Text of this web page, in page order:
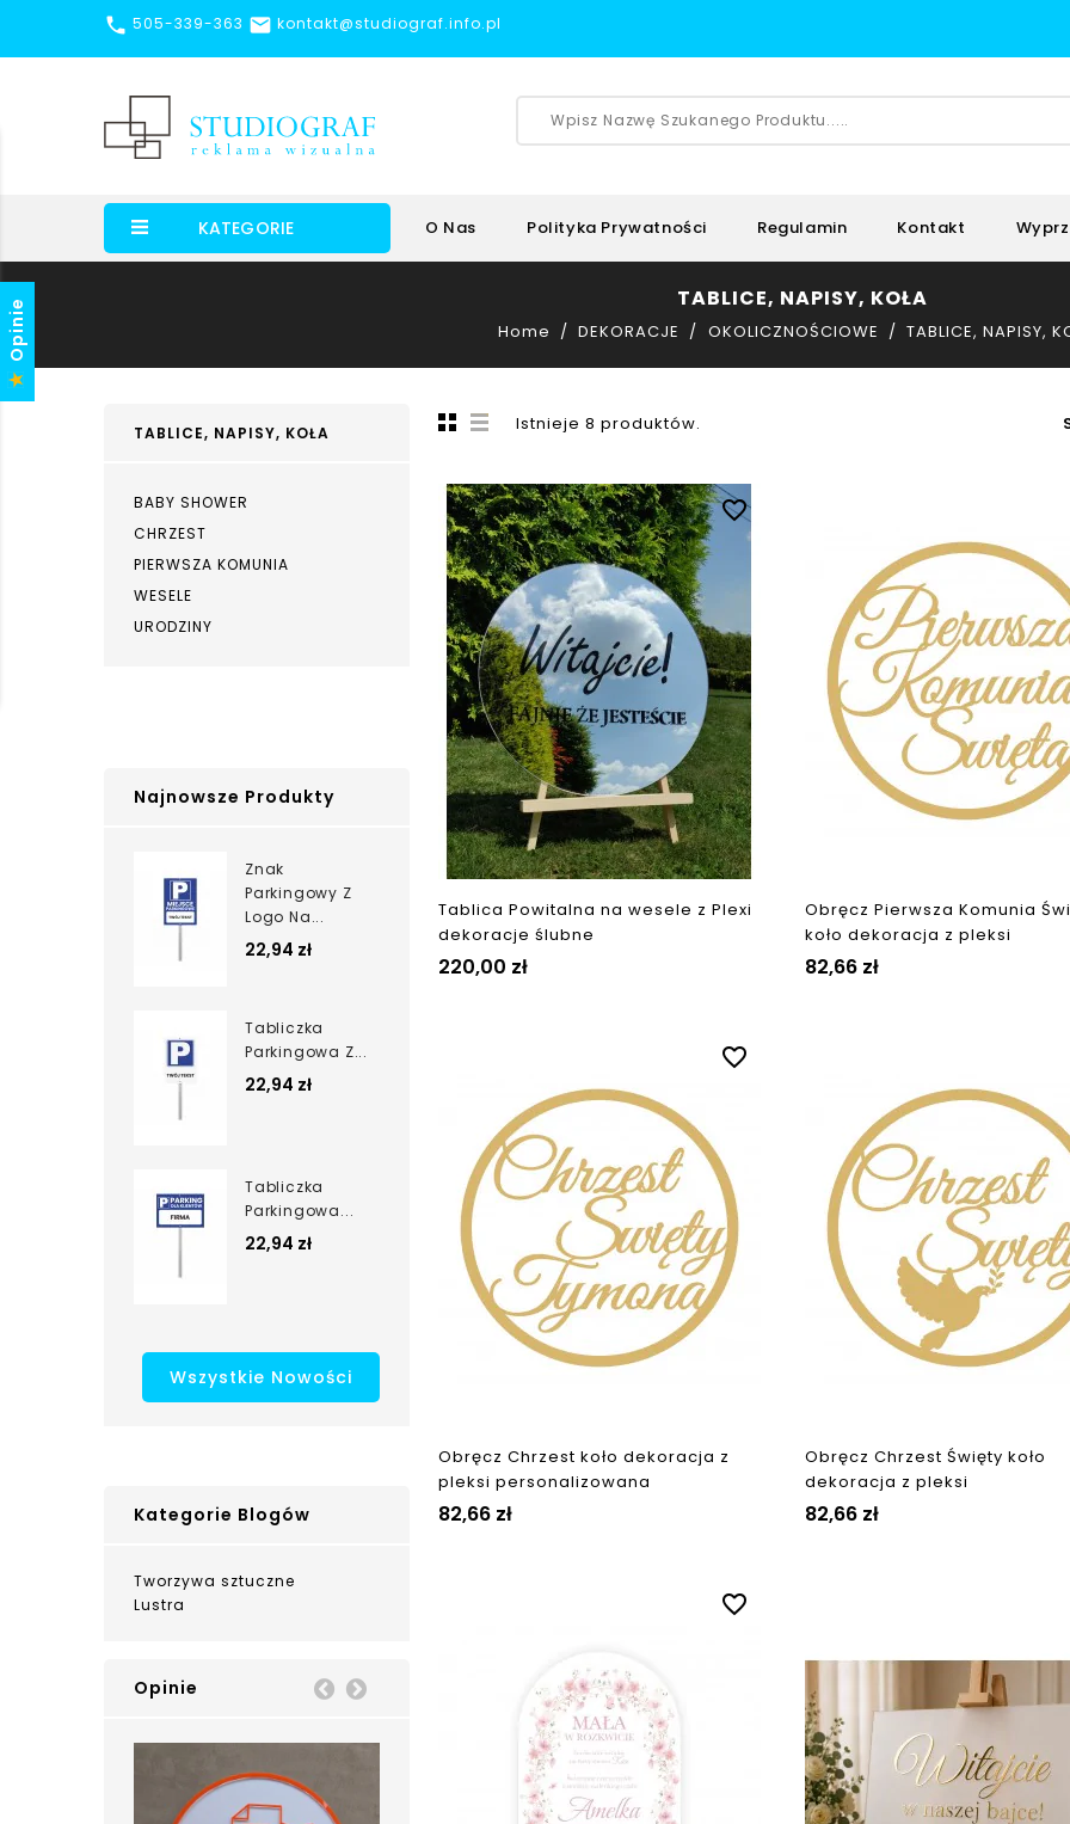
 505-339-363  kontakt@studiograf.info.pl
KATEGORIE O Nas Polityka Prywatności Regulamin Kontakt
TABLICE, NAPISY, KOŁA
Home DEKORACJE OKOLICZNOŚCIOWE TABLICE, NAPISY,
TABLICE, NAPISY, KOŁA
BABY SHOWER
CHRZEST
PIERWSZA KOMUNIA
WESELE
URODZINY
Najnowsze Produkty
Znak
Parkingowy Z
Logo Na...
22,94 zł
Tabliczka
Parkingowa Z...
22,94 zł
Tabliczka
Parkingowa...
22,94 zł
Wszystkie Nowości
Kategorie Blogów
Tworzywa sztuczne
Lustra
Opinie Prev
Istnieje 8 produktów.
favorite_border
Tablica Powitalna na wesele z Plexi
dekoracje ślubne
220,00 zł
Obręcz Pierwsza Komunia
koło dekoracja z pleksi
82,66 zł
favorite_border
Obręcz Chrzest koło dekoracja z
pleksi personalizowana
82,66 zł
Obręcz Chrzest Święty koło
dekoracja z pleksi
82,66 zł
favorite_border
Opinie